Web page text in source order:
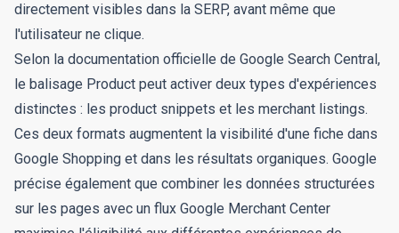
directement visibles dans la SERP, avant même que
l'utilisateur ne clique.
Selon la documentation officielle de Google Search Central,
le balisage Product peut activer deux types d'expériences
distinctes : les product snippets et les merchant listings.
Ces deux formats augmentent la visibilité d'une fiche dans
Google Shopping et dans les résultats organiques. Google
précise également que combiner les données structurées
sur les pages avec un flux Google Merchant Center